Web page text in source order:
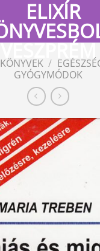
KÖNYVEK /
GYÓGYMÓDOK